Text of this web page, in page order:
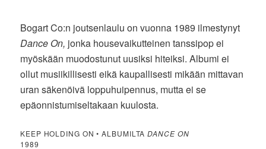
Bogart Co:n joutsenlaulu on vuonna 1989 ilmestynyt
Dance On, jonka housevaikutteinen tanssipop ei
myöskään muodostunut uusiksi hiteiksi. Albumi ei
ollut musiikillisesti eikä kaupallisesti mikään mittavan
uran säkenöivä loppuhuipennus, mutta ei se
epäonnistumiseltakaan kuulosta.
KEEP HOLDING ON • ALBUMILTADANCE ON
1989